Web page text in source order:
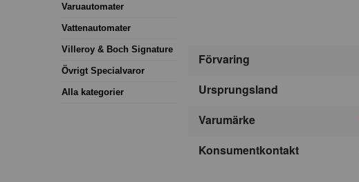
Varuautomater
Vattenautomater
Villeroy & Boch Signature
Övrigt Specialvaror
Alla kategorier
Förvaring
Ursprungsland
Varumärke
Konsumentkontakt